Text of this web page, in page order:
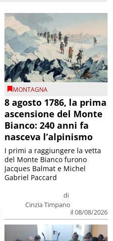
MONTAGNA
8 agosto 1786, la prima
ascensione del Monte
Bianco: 240 anni fa
nasceva l’alpinismo
di
Cinzia Timpano
il 08/08/2026
I primi a raggiungere la vetta
del Monte Bianco furono
Jacques Balmat e Michel
Gabriel Paccard